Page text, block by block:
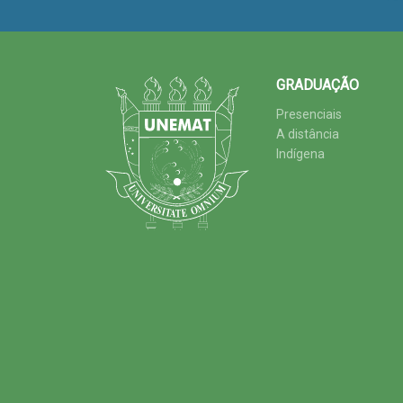
GRADUAÇÃO
Presenciais
A distância
Indígena